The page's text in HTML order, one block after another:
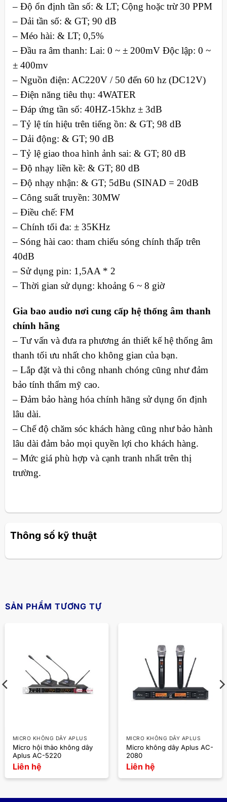
– Độ ổn định tần số: & LT; Cộng hoặc trừ 30 PPM
– Dải tần số: & GT; 90 dB
– Méo hài: & LT; 0,5%
– Đầu ra âm thanh: Lai: 0 ~ ± 200mV Độc lập: 0 ~
± 400mv
– Nguồn điện: AC220V / 50 đến 60 hz (DC12V)
– Điện năng tiêu thụ: 4WATER
– Đáp ứng tần số: 40HZ-15khz ± 3dB
– Tỷ lệ tín hiệu trên tiếng ồn: & GT; 98 dB
– Dải động: & GT; 90 dB
– Tỷ lệ giao thoa hình ảnh sai: & GT; 80 dB
– Độ nhạy liền kề: & GT; 80 dB
– Độ nhạy nhận: & GT; 5dBu (SINAD = 20dB
– Công suất truyền: 30MW
– Điều chế: FM
– Chính tối đa: ± 35KHz
– Sóng hài cao: tham chiếu sóng chính thấp trên
40dB
– Sử dụng pin: 1,5AA * 2
– Thời gian sử dụng: khoảng 6 ~ 8 giờ
Gia bao audio nơi cung cấp hệ thống âm thanh
chính hãng
– Tư vấn và đưa ra phương án thiết kế hệ thống âm
thanh tối ưu nhất cho không gian của bạn.
– Lắp đặt và thi công nhanh chóng cũng như đảm
bảo tính thẩm mỹ cao.
– Đảm bảo hàng hóa chính hãng sử dụng ổn định
lâu dài.
– Chế độ chăm sóc khách hàng cũng như bảo hành
lâu dài đảm bảo mọi quyền lợi cho khách hàng.
– Mức giá phù hợp và cạnh tranh nhất trên thị
trường.
Thông số kỹ thuật
SẢN PHẨM TƯƠNG TỰ
MICRO KHÔNG DÂY APLUS
Micro hội thảo không dây
Aplus AC-5220
Liên hệ
MICRO KHÔNG DÂY APLUS
Micro không dây Aplus AC-
2080
Liên hệ